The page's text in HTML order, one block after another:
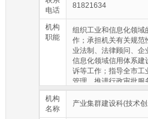
电话
81821634
机构
职能
组织工业和信息化领域
作；承担机关有关规范
业法制、法律顾问、企
信息化领域信用体系建
诉等工作；指导全市工
管理，推进行政审批服
息化领域行政审批事项
组织协调行政审批事
机构
名称
产业集群建设科(技术创